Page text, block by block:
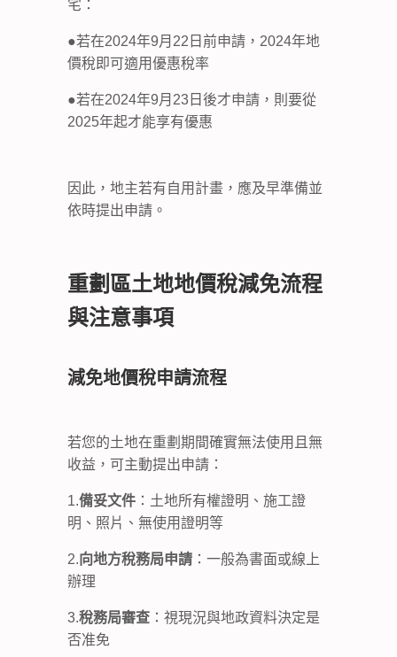
宅：
●若在2024年9月22日前申請，2024年地
價稅即可適用優惠稅率
●若在2024年9月23日後才申請，則要從
2025年起才能享有優惠
因此，地主若有自用計畫，應及早準備並
依時提出申請。
重劃區土地地價稅減免流程
與注意事項
減免地價稅申請流程
若您的土地在重劃期間確實無法使用且無
收益，可主動提出申請：
1.備妥文件 ：土地所有權證明、施工證
明、照片、無使用證明等
2.向地方稅務局申請 ：一般為書面或線上
辦理
3.稅務局審查 ：視現況與地政資料決定是
否准免